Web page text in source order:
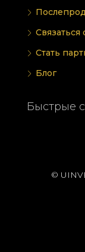
Связаться
Стать
Блог
Быстрые
©